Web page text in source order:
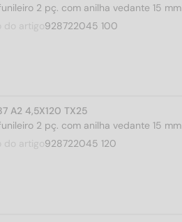
2 pç. com anilha vedante 15 mm
do artigo928722045 100
A2 4,5X120 TX25
2 pç. com anilha vedante 15 mm
do artigo928722045 120